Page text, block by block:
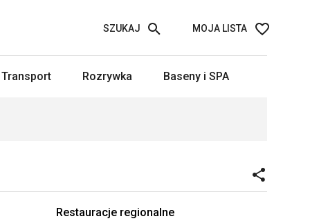
MOJA LISTA
SZUKAJ
Transport Rozrywka Baseny i SPA
Restauracje regionalne